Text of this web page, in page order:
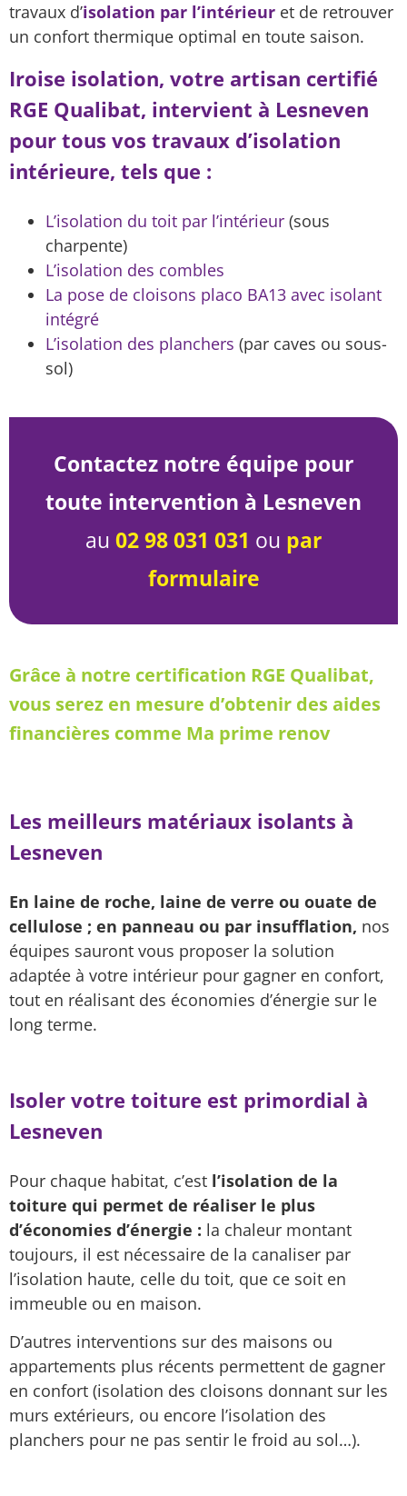
travaux d’isolation par l’intérieur et de retrouver
un confort thermique optimal en toute saison.
Iroise isolation, votre artisan certifié
RGE Qualibat, intervient à Lesneven
pour tous vos travaux d’isolation
intérieure, tels que :
L’isolation du toit par l’intérieur (sous
charpente)
L’isolation des combles
La pose de cloisons placo BA13 avec isolant
intégré
L’isolation des planchers (par caves ou sous-
sol)
Contactez notre équipe pour
toute intervention à Lesneven
au 02 98 031 031 ou par
formulaire
Grâce à notre certification RGE Qualibat,
vous serez en mesure d’obtenir des aides
financières comme Ma prime renov
Les meilleurs matériaux isolants à
Lesneven
En laine de roche, laine de verre ou ouate de
cellulose ; en panneau ou par insufflation, nos
équipes sauront vous proposer la solution
adaptée à votre intérieur pour gagner en confort,
tout en réalisant des économies d’énergie sur le
long terme.
Isoler votre toiture est primordial à
Lesneven
Pour chaque habitat, c’est l’isolation de la
toiture qui permet de réaliser le plus
d’économies d’énergie : la chaleur montant
toujours, il est nécessaire de la canaliser par
l’isolation haute, celle du toit, que ce soit en
immeuble ou en maison.
D’autres interventions sur des maisons ou
appartements plus récents permettent de gagner
en confort (isolation des cloisons donnant sur les
murs extérieurs, ou encore l’isolation des
planchers pour ne pas sentir le froid au sol…).